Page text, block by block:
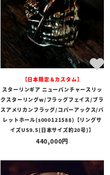
【日本限定＆カスタム】
スターリンギア ニューパンチャースリッ
クスターリングw/フラッグフェイス/ブラ
スアメリカンフラッグ/コパーアックス/バ
レットホール(s000121588)【リングサ
イズUS9.5(日本サイズ約20号)】
440,000